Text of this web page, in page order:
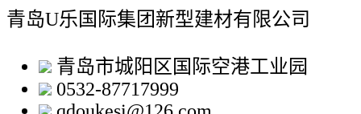
青岛U乐国际集团新型建材有限公司
青岛市城阳区国际空港工业园
0532-87717999